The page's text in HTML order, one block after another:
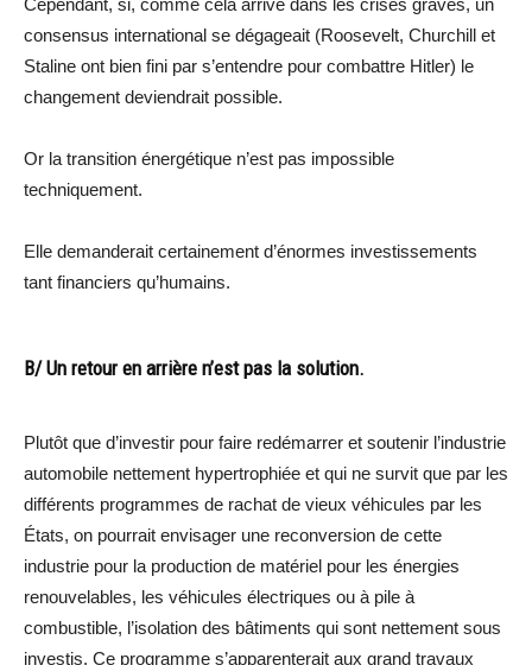
consensus international se dégageait (Roosevelt, Churchill et
Staline ont bien fini par s’entendre pour combattre Hitler) le
changement deviendrait possible.
Or la transition énergétique n’est pas impossible
techniquement.
Elle demanderait certainement d’énormes investissements
tant financiers qu’humains.
B/ Un retour en arrière n’est pas la solution.
Plutôt que d’investir pour faire redémarrer et soutenir l’industrie
automobile nettement hypertrophiée et qui ne survit que par les
différents programmes de rachat de vieux véhicules par les
États, on pourrait envisager une reconversion de cette
industrie pour la production de matériel pour les énergies
renouvelables, les véhicules électriques ou à pile à
combustible, l’isolation des bâtiments qui sont nettement sous
investis. Ce programme s’apparenterait aux grand travaux